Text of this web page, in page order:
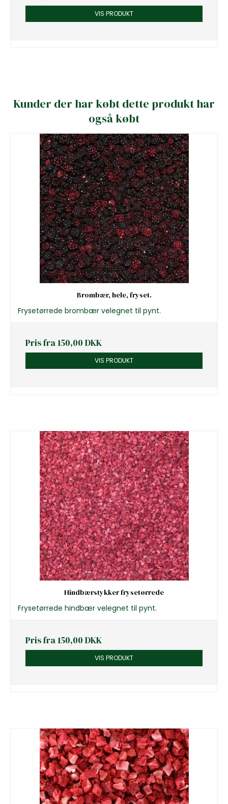
VIS PRODUKT
Kunder der har købt dette produkt har
også købt
Brombær, hele, fryset.
Frysetørrede brombær velegnet til pynt.
Pris fra 150,00 DKK
VIS PRODUKT
Hindbærstykker frysetørrede
Frysetørrede hindbær velegnet til pynt.
Pris fra 150,00 DKK
VIS PRODUKT